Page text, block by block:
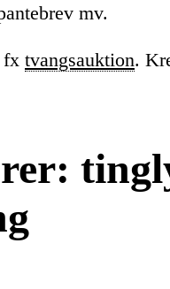
mv.
fx tvangsauktion.